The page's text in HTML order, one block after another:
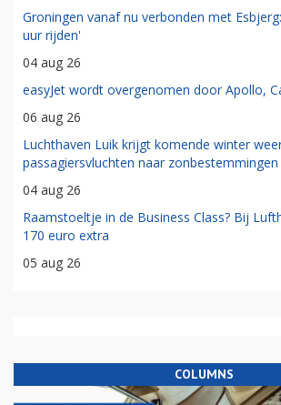
Groningen vanaf nu verbonden met
uur rijden'
04 aug 26
easyJet wordt overgenomen door Apollo,
06 aug 26
Luchthaven Luik krijgt komende winter
passagiersvluchten naar zonbestemmingen
04 aug 26
Raamstoeltje in de Business Class? Bij
170 euro extra
05 aug 26
COLUMNS